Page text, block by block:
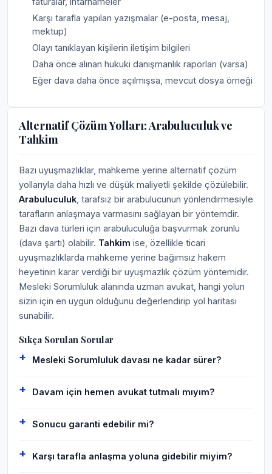
Karşı tarafla yapılan yazışmalar (e-posta, mesaj,
mektup)
Olayı tanıklayan kişilerin iletişim bilgileri
Daha önce alınan hukuki danışmanlık raporları (varsa)
Eğer dava daha önce açılmışsa, mevcut dosya örneği
Alternatif Çözüm Yolları: Arabuluculuk ve
Tahkim
Bazı uyuşmazlıklar, mahkeme yerine alternatif çözüm
yollarıyla daha hızlı ve düşük maliyetli şekilde çözülebilir.
Arabuluculuk , tarafsız bir arabulucunun yönlendirmesiyle
tarafların anlaşmaya varmasını sağlayan bir yöntemdir.
Bazı dava türleri için arabuluculuğa başvurmak zorunlu
(dava şartı) olabilir. Tahkim ise, özellikle ticari
uyuşmazlıklarda mahkeme yerine bağımsız hakem
heyetinin karar verdiği bir uyuşmazlık çözüm yöntemidir.
Mesleki Sorumluluk alanında uzman avukat, hangi yolun
sizin için en uygun olduğunu değerlendirip yol haritası
sunabilir.
Sıkça Sorulan Sorular
Mesleki Sorumluluk davası ne kadar sürer?
Davam için hemen avukat tutmalı mıyım?
Sonucu garanti edebilir mi?
Karşı tarafla anlaşma yoluna gidebilir miyim?